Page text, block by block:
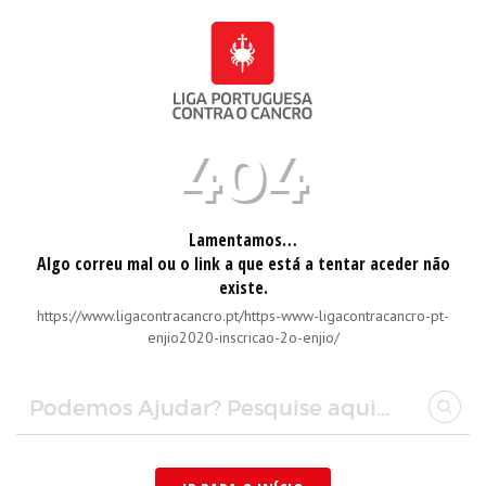
404
Lamentamos…
Algo correu mal ou o link a que está a tentar aceder não
existe.
https://www.ligacontracancro.pt/https-www-ligacontracancro-pt-
enjio2020-inscricao-2o-enjio/